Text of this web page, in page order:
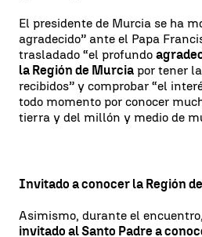
El presidente de Murcia se ha
agradecido” ante el Papa
trasladado “el profundo
la Región de Murcia por tener
recibidos” y comprobar “el
todo momento por conocer
tierra y del millón y medio de
Invitado a conocer la Región
Asimismo, durante el encuentro,
invitado al Santo Padre a